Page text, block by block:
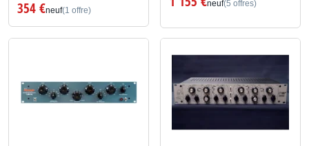
354 €neuf(1 offre)
neuf(5 offres)